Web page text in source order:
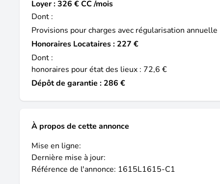
Loyer : 326 € CC /mois
Dont :
Provisions pour charges avec régularisation
Honoraires Locataires : 227 €
Dont :
honoraires pour état des lieux : 72,6 €
Dépôt de garantie : 286 €
À propos de cette annonce
Mise en ligne:
Dernière mise à jour:
Référence de l'annonce: 1615L1615-C1